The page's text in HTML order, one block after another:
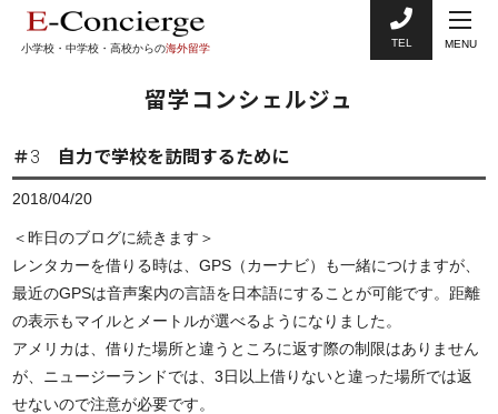
小学校・中学校・高校からの海外留学 TEL MENU
留学コンシェルジュ
＃3 自力で学校を訪問するために
2018/04/20
＜昨日のブログに続きます＞
レンタカーを借りる時は、GPS（カーナビ）も一緒につけますが、
最近のGPSは音声案内の言語を日本語にすることが可能です。距離
の表示もマイルとメートルが選べるようになりました。
アメリカは、借りた場所と違うところに返す際の制限はありません
が、ニュージーランドでは、3日以上借りないと違った場所では返
せないので注意が必要です。